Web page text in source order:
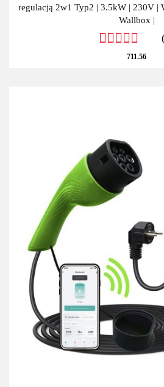
regulacją 2w1 Typ2 | 3.5kW | 230V |
Wallbox |
711.56